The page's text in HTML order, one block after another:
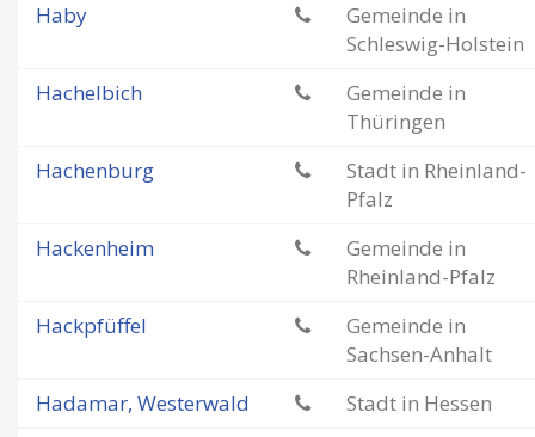
Haby
Gemeinde in
Schleswig-Holstein
Hachelbich
Gemeinde in
Thüringen
Hachenburg
Stadt in Rheinland-
Pfalz
Hackenheim
Gemeinde in
Rheinland-Pfalz
Hackpfüffel
Gemeinde in
Sachsen-Anhalt
Hadamar, Westerwald
Stadt in Hessen